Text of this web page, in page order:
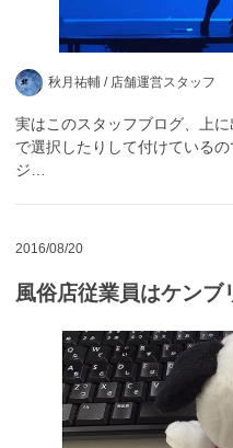
秋月祐輔 / 店舗運営スタッフ
実はこのスタッフブログ、上
で選択したりして付けている
ジ…
2016/08/20
風俗店従業員はケンブ